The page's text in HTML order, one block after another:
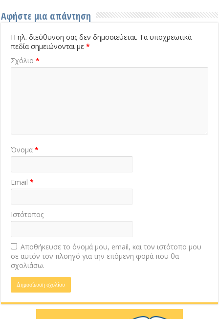
Αφήστε μια απάντηση
Η ηλ. διεύθυνση σας δεν δημοσιεύεται. Τα υποχρεωτικά
πεδία σημειώνονται με*
Σχόλιο*
Όνομα*
Email*
Ιστότοπος
Αποθήκευσε το όνομά μου, email, και τον ιστότοπο μου
σε αυτόν τον πλοηγό για την επόμενη φορά που θα
σχολιάσω.